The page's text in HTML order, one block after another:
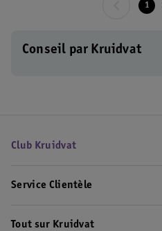
1
Conseil par Kruidvat
Club Kruidvat
Service Clientèle
Tout sur Kruidvat